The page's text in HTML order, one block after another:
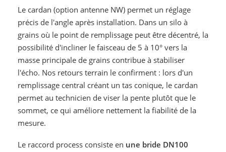
Le cardan (option antenne NW) permet un réglage
précis de l'angle après installation. Dans un silo à
grains où le point de remplissage peut être décentré, la
possibilité d'incliner le faisceau de 5 à 10° vers la
masse principale de grains contribue à stabiliser
l'écho. Nos retours terrain le confirment : lors d'un
remplissage central créant un tas conique, le cardan
permet au technicien de viser la pente plutôt que le
sommet, ce qui améliore nettement la fiabilité de la
mesure.
Le raccord process consiste en une bride DN100